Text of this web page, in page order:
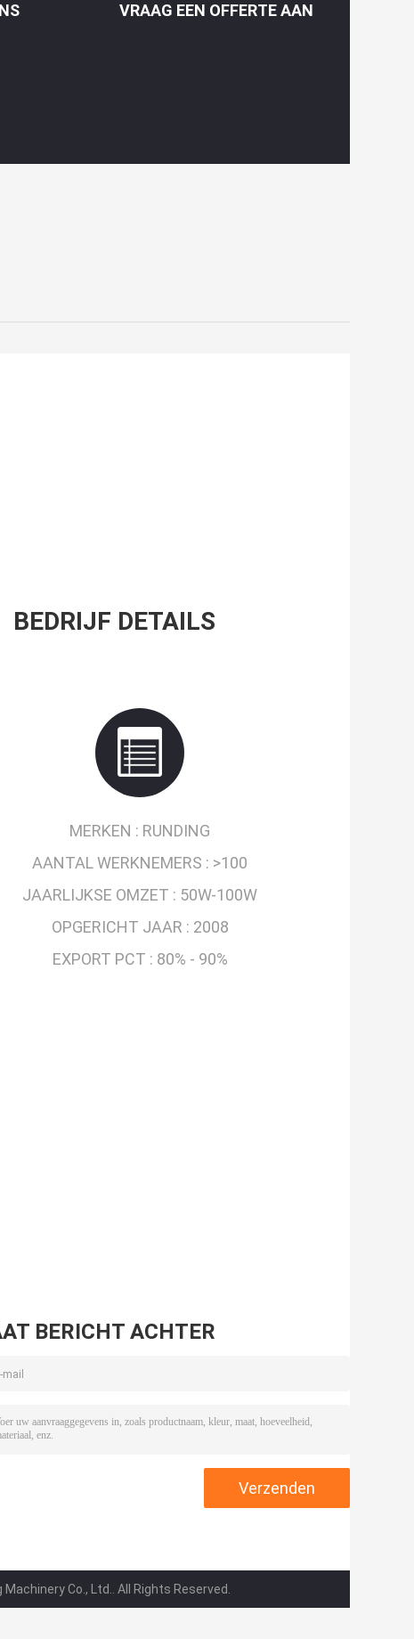
VRAAG EEN OFFERTE AAN
BEDRIJF DETAILS
MERKEN : RUNDING
AANTAL WERKNEMERS : >100
JAARLIJKSE OMZET : 50W-100W
OPGERICHT JAAR : 2008
EXPORT PCT : 80% - 90%
BERICHT ACHTER
Co., Ltd.. All Rights Reserved.